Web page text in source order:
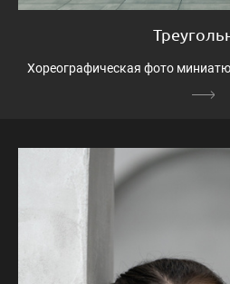
Хореографическая фото